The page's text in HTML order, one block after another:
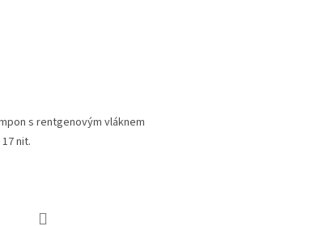
s rentgenovým vláknem
nit.